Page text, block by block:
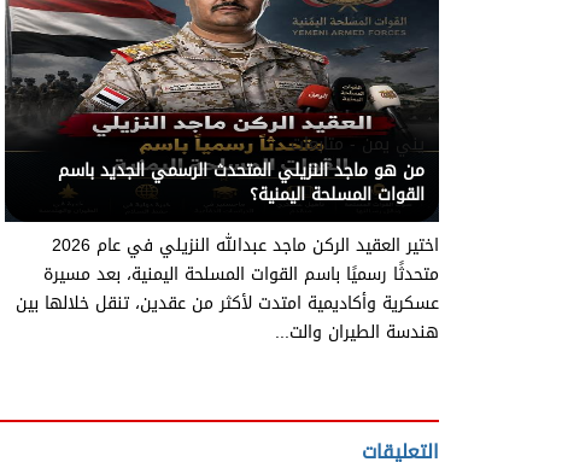
يني يمن - متابعات
من هو ماجد النزيلي المتحدث الرسمي الجديد باسم
القوات المسلحة اليمنية؟
اختير العقيد الركن ماجد عبدالله النزيلي في عام 2026
متحدثًا رسميًا باسم القوات المسلحة اليمنية، بعد مسيرة
عسكرية وأكاديمية امتدت لأكثر من عقدين، تنقل خلالها بين
هندسة الطيران والت...
التعليقات